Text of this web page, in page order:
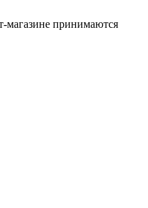
магазине принимаются